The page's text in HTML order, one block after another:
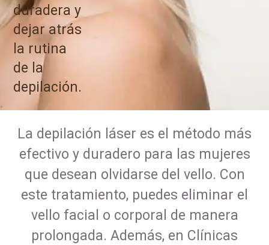
duradera y
dejar atrás
la rutina
de la
depilación.
La depilación láser es el método más
efectivo y duradero para las mujeres
que desean olvidarse del vello. Con
este tratamiento, puedes eliminar el
vello facial o corporal de manera
prolongada. Además, en Clínicas